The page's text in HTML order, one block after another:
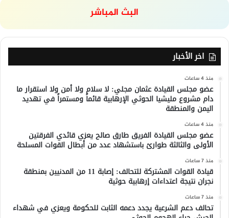
البث المباشر
اخر الأخبار
منذ 4 ساعات
عضو مجلس القيادة عثمان مجلي: لا سلام ولا أمن ولا استقرار ما
دام مشروع مليشيا الحوثي الإرهابية قائماً ومستمراً في تهديد
اليمن والمنطقة
منذ 4 ساعات
عضو مجلس القيادة الفريق طارق صالح يعزي قائدي الفرقتين
الأولى والثالثة طوارئ باستشهاد عدد من أبطال القوات المسلحة
منذ 7 ساعات
قيادة القوات المشتركة للتحالف: إصابة 11 من المدنيين بمنطقة
نجران نتيجة اعتداءات إرهابية حوثية
منذ 7 ساعات
تحالف دعم الشرعية يجدد دعمه الثابت للحكومة ويعزي في شهداء